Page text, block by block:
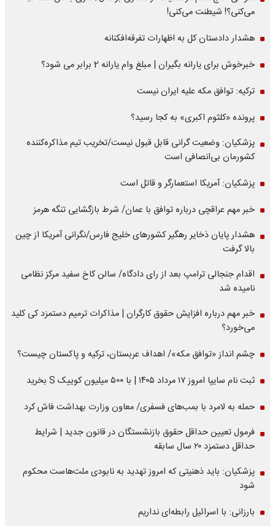
می‌کنی؟! شیطنت می‌کنی!
هشدار دادستان کل به اظهارات تفرقه‌افکنانه
خبرخوش برای یارانه بگیران | مبلغ وام یارانه 2 برابر می شود؟
ترکیه: توافق مکه علیه ایران نیست
پرونده «کلثوم اکبری» به کجا رسید؟
پزشکیان: وضعیت گرانی قابل قبول نیست/تخریب تیم مذاکره‌کننده
کشورمان بی‌انصافی است
پزشکیان: آمریکا استعمارگر و قاتل است
خبر مهم عراقچی درباره توافق با عمان/ شرط بازگشایی تنگه هرمز
هشدار پایان ذخایر رهگیر کشورهای خلیج فارس/نگرانی آمریکا از چین
بالا گرفت
اقدام جنجالی ترامپ بعد از رای دادگاه/ سالن کاخ سفید مرکز نظامی
نامیده شد
خبر مهم درباره افزایش حقوق کارگران | مذاکرات ترمیم دستمزد کی کلید
می‌خورد؟
چشم انداز «توافق مکه»/ اهداف عربستان، ترکیه و پاکستان چیست؟
ثبت نام سایپا امروز ۱۷ مرداد ۱۴۰۵ | با ۵۰۰ میلیون کوییک S بخرید
حمله به لامرد با بمب‌های فسفری/ معاون وزارت بهداشت فاش کرد
فرمول تعیین حداقل حقوق بازنشستگان در قانون جدید | شرایط
حداقل دستمزد ۲۰ سال سابقه
پزشکیان: باید ذهنیتی که امروز تهدید به نابودی ملت‌هاست محکوم
شود
بارزانی: با اسرائیل رابطه‌ای نداریم